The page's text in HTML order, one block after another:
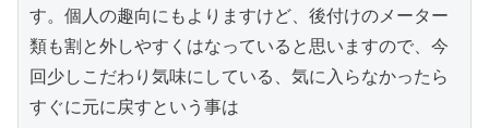
す。個人の趣向にもよりますけど、後付けのメーター
類も割と外しやすくはなっていると思いますので、今
回少しこだわり気味にしている、気に入らなかったら
すぐに元に戻すという事は